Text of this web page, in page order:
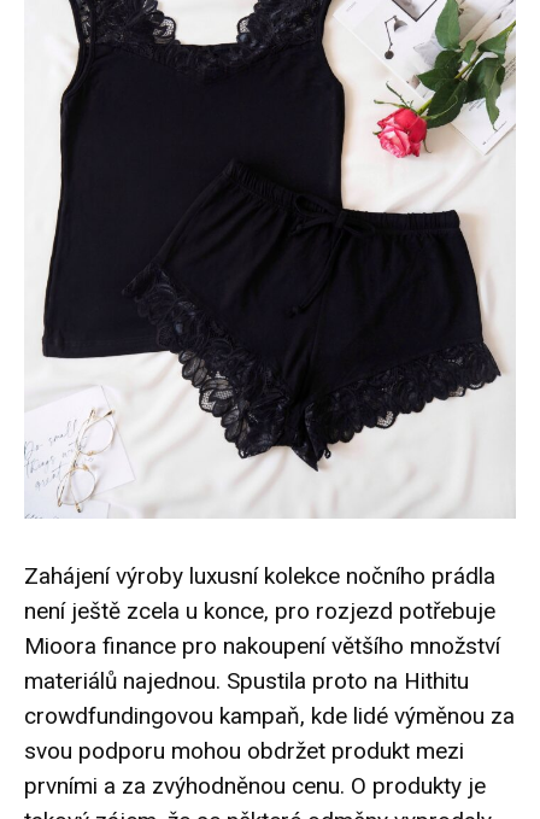
Zahájení výroby luxusní kolekce nočního prádla
není ještě zcela u konce, pro rozjezd potřebuje
Mioora finance pro nakoupení většího množství
materiálů najednou. Spustila proto na Hithitu
crowdfundingovou kampaň, kde lidé výměnou za
svou podporu mohou obdržet produkt mezi
prvními a za zvýhodněnou cenu. O produkty je